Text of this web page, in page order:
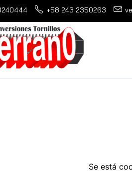
+58 243 2350263
Se está